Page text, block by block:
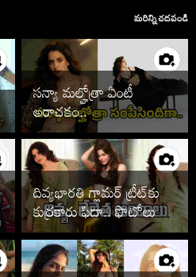
మరిన్ని చదవండి
సన్యా మల్హోత్రా ఏంటీ
అరాచకం..
దివ్యభారతి గ్లామర్ ట్రీట్‌కు
కుర్రకారు ఫిదా.. ఫొటోలు
వైరల్